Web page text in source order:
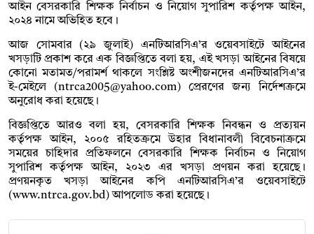
আইন বেসরকারি শিক্ষক নির্বাচন ও নিয়োগ সুপারিশ কর্তৃপক্ষ আইন,
২০২৪ নামে অভিহিত হবে।
আজ সোমবার (২৯ জুলাই) এনটিআরসিএ’র ওয়েবসাইটে আইনের
খসড়াটি প্রকাশ করে এক বিজ্ঞপ্তিতে বলা হয়, এই খসড়া আইনের বিষয়ে
কোনো মতামত/পরামর্শ থাকলে সংশ্লিষ্ট অংশীজনদের এনটিআরসিএ’র
ই-মেইলে (ntrca2005@yahoo.com) প্রেরণের জন্য নির্দেশক্রমে
অনুরোধ করা হয়েছে।
বিজ্ঞপ্তিতে আরও বলা হয়, বেসরকারি শিক্ষক নিবন্ধন ও প্রত্যয়ন
কর্তৃপক্ষ আইন, ২০০৫ রহিতক্রমে উহার বিধানাবলী বিবেচনাক্রমে
সময়ের চাহিদার প্রতিফলনে বেসরকারি শিক্ষক নির্বাচন ও নিয়োগ
সুপারিশ কর্তৃপক্ষ আইন, ২০২৩ এর খসড়া প্রণয়ন করা হয়েছে।
প্রণয়নকৃত খসড়া আইনের কপি এনটিআরসিএ’র ওয়েবসাইটে
(www.ntrca.gov.bd) আপলোড করা হয়েছে।